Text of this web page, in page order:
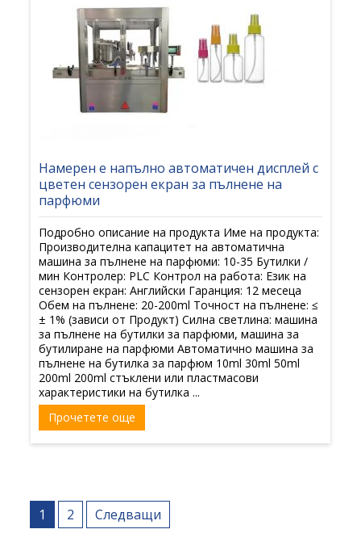
Намерен е напълно автоматичен дисплей с
цветен сензорен екран за пълнене на
парфюми
Подробно описание на продукта Име на продукта:
Производителна капацитет на автоматична
машина за пълнене на парфюми: 10-35 Бутилки /
мин Контролер: PLC Контрол на работа: Език на
сензорен екран: Английски Гаранция: 12 месеца
Обем на пълнене: 20-200ml Точност на пълнене: ≤
± 1% (зависи от Продукт) Силна светлина: машина
за пълнене на бутилки за парфюми, машина за
бутилиране на парфюми Автоматично машина за
пълнене на бутилка за парфюм 10ml 30ml 50ml
200ml 200ml стъклени или пластмасови
характеристики на бутилка ...
Прочетете още
Навигация
1 2 Следващи